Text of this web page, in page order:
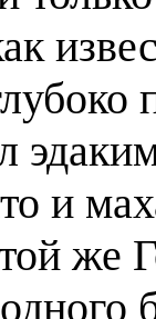
и
же